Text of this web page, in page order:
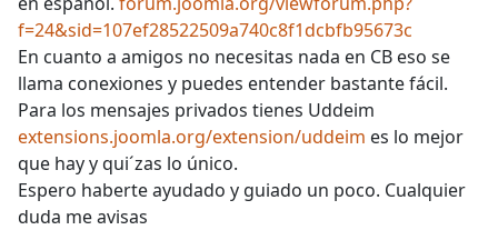
f=24&sid=107ef28522509a740c8f1dcbfb95673c
En cuanto a amigos no necesitas nada en CB eso se
llama conexiones y puedes entender bastante fácil.
Para los mensajes privados tienes Uddeim
extensions.joomla.org/extension/uddeim es lo mejor
que hay y qui´zas lo único.
Espero haberte ayudado y guiado un poco. Cualquier
duda me avisas